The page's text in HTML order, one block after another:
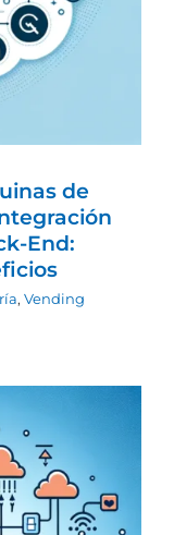
Vending
de
End:
, Vending